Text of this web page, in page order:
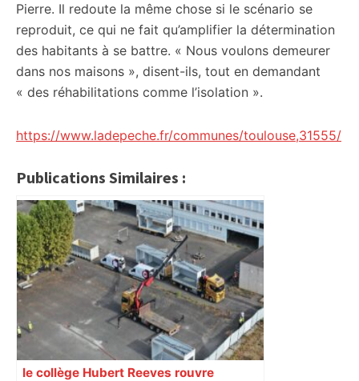
Pierre. Il redoute la même chose si le scénario se
reproduit, ce qui ne fait qu’amplifier la détermination
des habitants à se battre. « Nous voulons demeurer
dans nos maisons », disent-ils, tout en demandant
« des réhabilitations comme l’isolation ».
https://www.ladepeche.fr/communes/toulouse,31555/
Publications Similaires :
le collège Hubert Reeves rouvre